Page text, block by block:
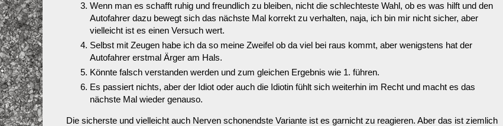
Wenn man es schafft ruhig und freundlich zu bleiben, nicht die schlechteste Wahl, ob es was hilft und den
Autofahrer dazu bewegt sich das nächste Mal korrekt zu verhalten, naja, ich bin mir nicht sicher, aber
vielleicht ist es einen Versuch wert.
Selbst mit Zeugen habe ich da so meine Zweifel ob da viel bei raus kommt, aber wenigstens hat der
Autofahrer erstmal Ärger am Hals.
Könnte falsch verstanden werden und zum gleichen Ergebnis wie 1. führen.
Es passiert nichts, aber der Idiot oder auch die Idiotin fühlt sich weiterhin im Recht und macht es das
nächste Mal wieder genauso.
Die sicherste und vielleicht auch Nerven schonendste Variante ist es garnicht zu reagieren. Aber das ist ziemlich